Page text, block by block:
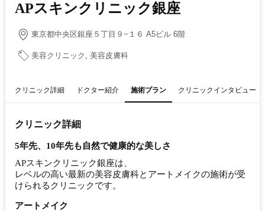
APスキンクリニック銀座
東京都中央区銀座５丁目９−１６ A5ビル 6階
美容クリニック, 美容皮膚科
クリニック詳細 ドクター紹介 施術プラン クリニックインタビュー
クリニック詳細
5年先、10年先も自然で健康的な美しさ
APスキンクリニック銀座は、
レベルの高い最新の美容皮膚科とアートメイクの施術が受
けられるクリニックです。
アートメイク